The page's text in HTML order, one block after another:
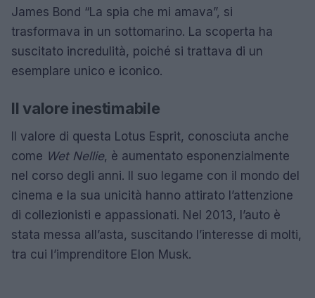
James Bond “La spia che mi amava”, si
trasformava in un sottomarino. La scoperta ha
suscitato incredulità, poiché si trattava di un
esemplare unico e iconico.
Il valore inestimabile
Il valore di questa Lotus Esprit, conosciuta anche
come Wet Nellie, è aumentato esponenzialmente
nel corso degli anni. Il suo legame con il mondo del
cinema e la sua unicità hanno attirato l’attenzione
di collezionisti e appassionati. Nel 2013, l’auto è
stata messa all’asta, suscitando l’interesse di molti,
tra cui l’imprenditore Elon Musk.